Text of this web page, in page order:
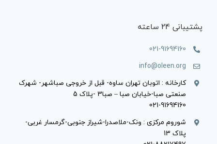
پشتیبانی 24 ساعته
021-91694160
info@oleen.org
کارخانه : اتوبان تهران ساوه- قبل از خروجی صباشهر- شهرک
صنعتی صبا-خیابان صبا – صبا3 -پلاک 5
021-91694160
شوروم مرکزی : ونک-ملاصدرا-شیراز جنوبی-گرمسار غربی-
پلاک 13